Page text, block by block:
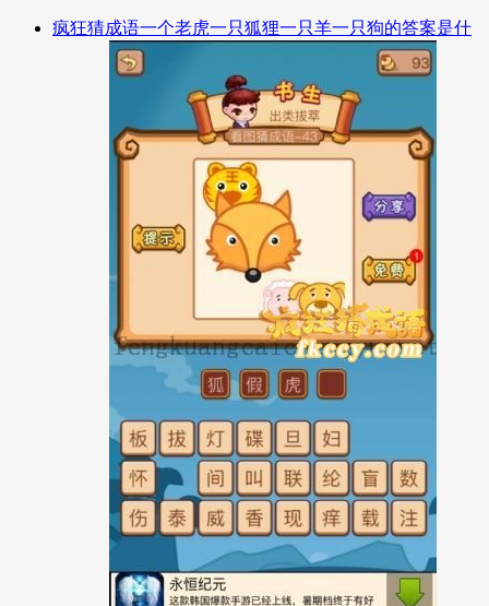
疯狂猜成语一个老虎一只狐狸一只羊一只狗的答案是什